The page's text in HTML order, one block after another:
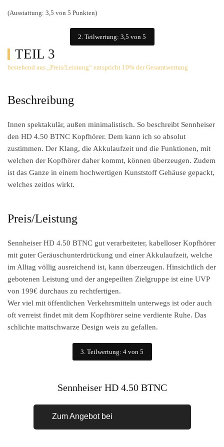
(Ausstattung: 3,5 von 5 Punkten)
2. Teilwertung: 3,5 von 5
TEIL 3
bestehend aus „Preis/Leistung“ entspricht 10% der Gesamtwertung
Beschreibung
Innen spektakulär, außen minimalistisch. So beschreibt Sennheiser
den HD 4.50 BTNC Kopfhörer. Dem kann ich so absolut
zustimmen. Der Klang, die Akkulaufzeit und die Funktionen, mit
welchen der Kopfhörer daher kommt, können überzeugen. Zudem
ist das Ganze in einem hochwertigen Kunststoff Gehäuse gepackt,
welches zeitlos wirkt.
Preis/Leistung
Sennheiser HD 4.50 BTNC gut verarbeiteter, kabelloser Kopfhörer
mit guter Geräuschunterdrückung und einer Akkulaufzeit, welche
im Alltag völlig ausreichend ist, kann überzeugen. Hinsichtlich der
gebotenen Leistung und der angepeilten Zielgruppe ist eine UVP
von 199€ durchaus zu rechtfertigen.
Wer viel mit öffentlichen Verkehrsmitteln unterwegs ist oder auch
oft verreist findet mit dem Kopfhörer seine verdiente Ruhe. Das
schlichte mattschwarze Design weis zu gefallen.
3. Teilwertung: 4 von 5
Sennheiser HD 4.50 BTNC
Zum Angebot bei